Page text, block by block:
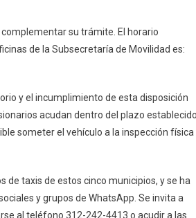
su trámite. El horario
de la Subsecretaría de Movilidad es:
y el incumplimiento de esta disposición
acudan dentro del plazo
someter el vehículo a la inspección física
taxis de estos cinco municipios, y se ha
y grupos de WhatsApp. Se invita a
al teléfono 312-242-4413 o acudir a las